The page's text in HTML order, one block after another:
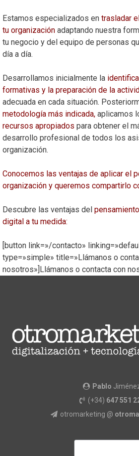
Estamos especializados en trasladar
tu organización adaptando nuestra
tu negocio y del equipo de personas
día a día.
Desarrollamos inicialmente la
formativas y la preparación de la
adecuada en cada situación.
metodología más indicada, aplicamos
recursos apropiados para obtener el
desarrollo profesional de todos los
organización.
Conocemos las ventajas de aplicar el
organización y queremos compartirlo
Descubre las ventajas del
digital a tu medida:
[button link=»/contacto»
type=»simple» title=»Llámanos o
nosotros»]Llámanos o contacta con
Pablo
(+34) 647 551
otromarketing @